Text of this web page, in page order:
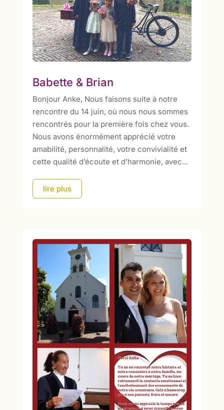
Babette & Brian
Bonjour Anke, Nous faisons suite à notre
rencontre du 14 juin, où nous nous sommes
rencontrés pour la première fois chez vous.
Nous avons énormément apprécié votre
amabilité, personnalité, votre convivialité et
cette qualité d’écoute et d’harmonie, avec...
lire plus